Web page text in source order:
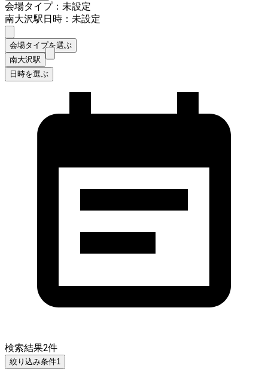
会場タイプ：未設定
南大沢駅日時：未設定
会場タイプを選ぶ
南大沢駅
日時を選ぶ
検索結果2件
絞り込み条件1